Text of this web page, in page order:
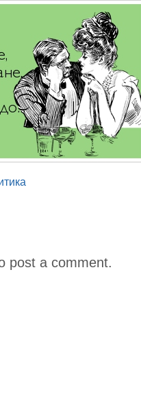
post a comment.